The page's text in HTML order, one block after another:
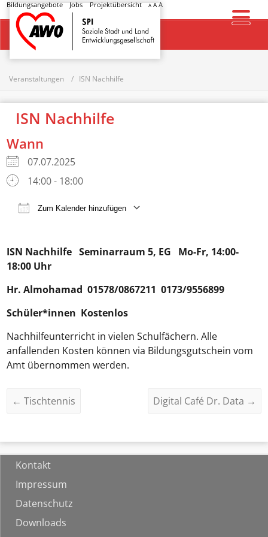
Bildungsangebote Jobs Projektübersicht A AA
Startseite
Veranstaltungen ISN Nachhilfe
ISN Nachhilfe
Wann
07.07.2025
14:00 - 18:00
Zum Kalender hinzufügen
ISN Nachhilfe Seminarraum 5, EG Mo-Fr, 14:00-
18:00 Uhr
Hr.Almohamad 01578/0867211 0173/9556899
Schüler*innen Kostenlos
Nachhilfeunterricht in vielen Schulfächern. Alle
anfallenden Kosten können via Bildungsgutschein vom
Amt übernommen werden.
← Tischtennis Digital Café Dr. Data →
Kontakt
Impressum
Datenschutz
Downloads